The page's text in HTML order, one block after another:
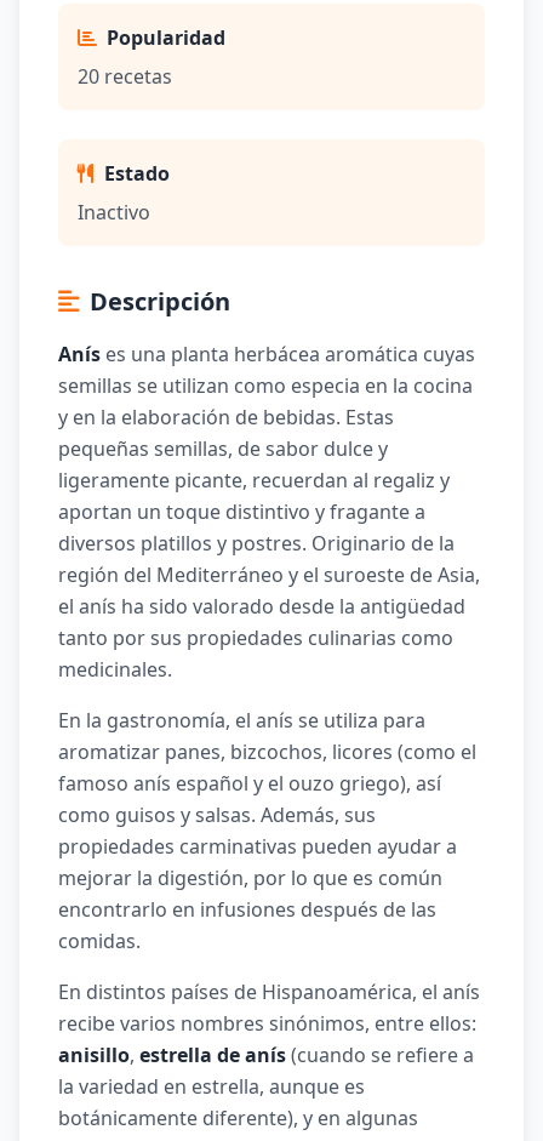
Popularidad
20 recetas
Estado
Inactivo
Descripción
Anís es una planta herbácea aromática cuyas
semillas se utilizan como especia en la cocina
y en la elaboración de bebidas. Estas
pequeñas semillas, de sabor dulce y
ligeramente picante, recuerdan al regaliz y
aportan un toque distintivo y fragante a
diversos platillos y postres. Originario de la
región del Mediterráneo y el suroeste de Asia,
el anís ha sido valorado desde la antigüedad
tanto por sus propiedades culinarias como
medicinales.
En la gastronomía, el anís se utiliza para
aromatizar panes, bizcochos, licores (como el
famoso anís español y el ouzo griego), así
como guisos y salsas. Además, sus
propiedades carminativas pueden ayudar a
mejorar la digestión, por lo que es común
encontrarlo en infusiones después de las
comidas.
En distintos países de Hispanoamérica, el anís
recibe varios nombres sinónimos, entre ellos:
anisillo, estrella de anís(cuando se refiere a
la variedad en estrella, aunque es
botánicamente diferente), y en algunas